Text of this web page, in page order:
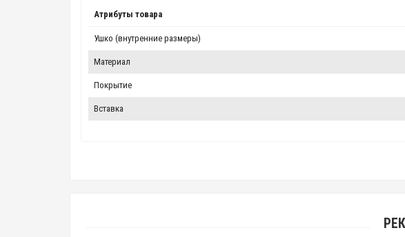
Атрибуты товара
Ушко (внутренние размеры)
Материал
Покрытие
Вставка